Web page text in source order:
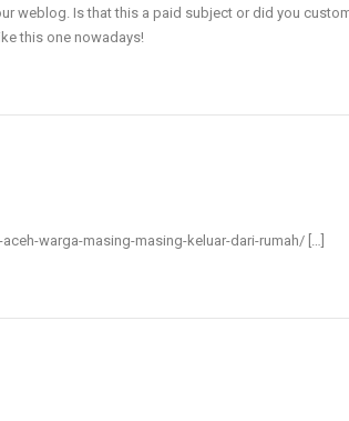
weblog. Is that this a paid subject or did you
this one nowadays!
warga-masing-masing-keluar-dari-rumah/ […]